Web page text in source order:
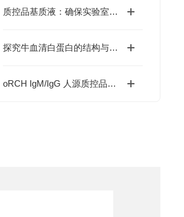
质控品基质液：确保实验室测试结果一致性的关键因素
探究牛血清白蛋白的结构与功能
oRCH IgM/IgG 人源质控品在实验室中的应用